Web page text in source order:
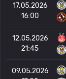
17.05.2026
16:00
12.05.2026
21:45
09.05.2026